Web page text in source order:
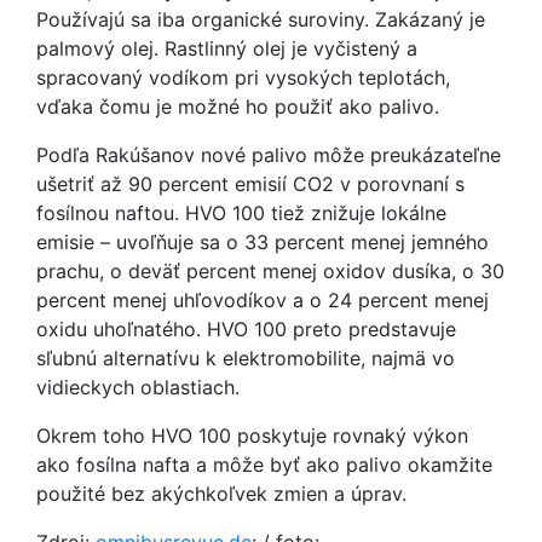
Používajú sa iba organické suroviny. Zakázaný je
palmový olej. Rastlinný olej je vyčistený a
spracovaný vodíkom pri vysokých teplotách,
vďaka čomu je možné ho použiť ako palivo.
Podľa Rakúšanov nové palivo môže preukázateľne
ušetriť až 90 percent emisií CO2 v porovnaní s
fosílnou naftou. HVO 100 tiež znižuje lokálne
emisie – uvoľňuje sa o 33 percent menej jemného
prachu, o deväť percent menej oxidov dusíka, o 30
percent menej uhľovodíkov a o 24 percent menej
oxidu uhoľnatého. HVO 100 preto predstavuje
sľubnú alternatívu k elektromobilite, najmä vo
vidieckych oblastiach.
Okrem toho HVO 100 poskytuje rovnaký výkon
ako fosílna nafta a môže byť ako palivo okamžite
použité bez akýchkoľvek zmien a úprav.